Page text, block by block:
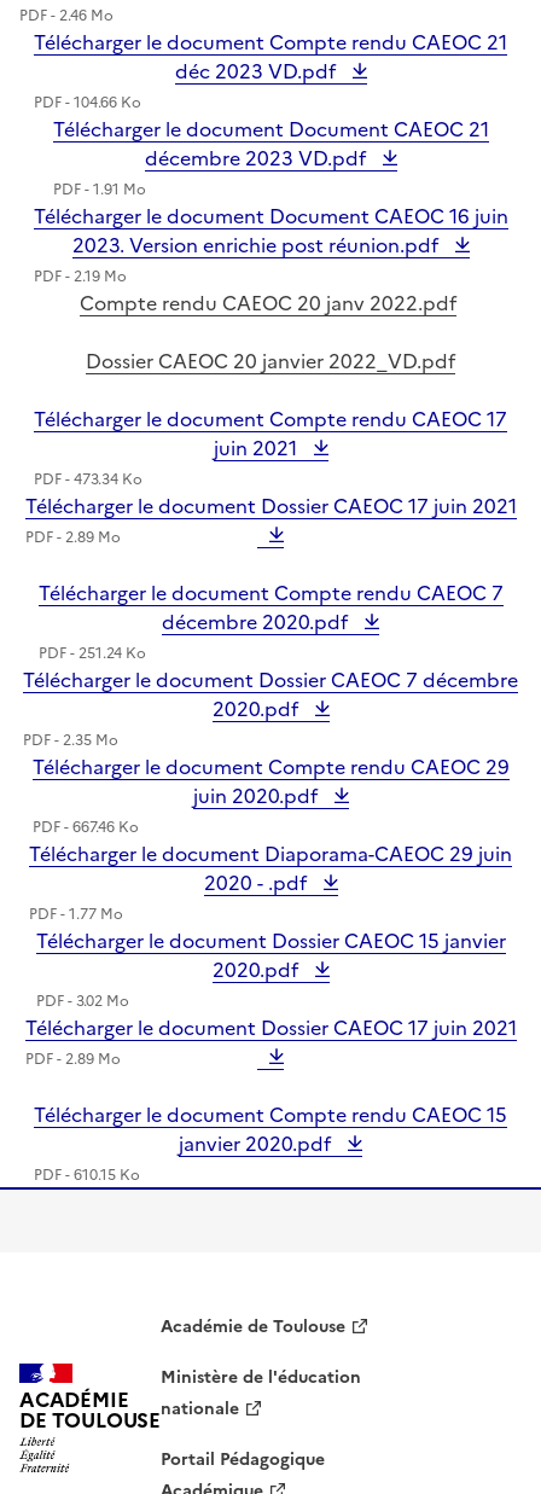
PDF - 2.46 Mo
Télécharger le document Compte rendu CAEOC 21
déc 2023 VD.pdf
PDF - 104.66 Ko
Télécharger le document Document CAEOC 21
décembre 2023 VD.pdf
PDF - 1.91 Mo
Télécharger le document Document CAEOC 16 juin
2023. Version enrichie post réunion.pdf
PDF - 2.19 Mo
Compte rendu CAEOC 20 janv 2022.pdf
Dossier CAEOC 20 janvier 2022_VD.pdf
Télécharger le document Compte rendu CAEOC 17
juin 2021
PDF - 473.34 Ko
Télécharger le document Dossier CAEOC 17 juin 2021
PDF - 2.89 Mo
Télécharger le document Compte rendu CAEOC 7
décembre 2020.pdf
PDF - 251.24 Ko
Télécharger le document Dossier CAEOC 7 décembre
2020.pdf
PDF - 2.35 Mo
Télécharger le document Compte rendu CAEOC 29
juin 2020.pdf
PDF - 667.46 Ko
Télécharger le document Diaporama-CAEOC 29 juin
2020 - .pdf
PDF - 1.77 Mo
Télécharger le document Dossier CAEOC 15 janvier
2020.pdf
PDF - 3.02 Mo
Télécharger le document Dossier CAEOC 17 juin 2021
PDF - 2.89 Mo
Télécharger le document Compte rendu CAEOC 15
janvier 2020.pdf
PDF - 610.15 Ko
ACADÉMIE
DE TOULOUSE
Académie de Toulouse
Ministère de l'éducation
nationale
Portail Pédagogique